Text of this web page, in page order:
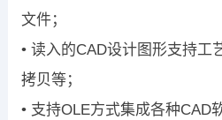
文件；
• 读入的CAD设计图形支持工
拷贝等；
• 支持OLE方式集成各种CAD